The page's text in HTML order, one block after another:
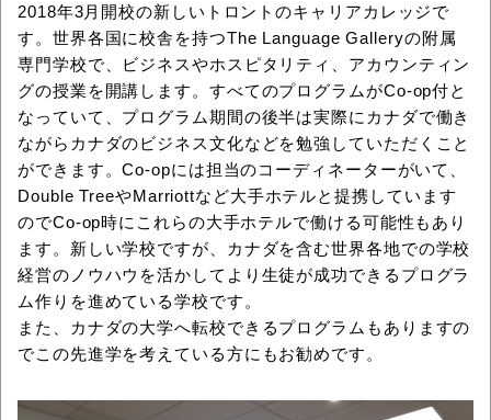
2018年3月開校の新しいトロントのキャリアカレッジで
す。世界各国に校舎を持つThe Language Galleryの附属
専門学校で、ビジネスやホスピタリティ、アカウンティン
グの授業を開講します。すべてのプログラムがCo-op付と
なっていて、プログラム期間の後半は実際にカナダで働き
ながらカナダのビジネス文化などを勉強していただくこと
ができます。Co-opには担当のコーディネーターがいて、
Double TreeやMarriottなど大手ホテルと提携しています
のでCo-op時にこれらの大手ホテルで働ける可能性もあり
ます。新しい学校ですが、カナダを含む世界各地での学校
経営のノウハウを活かしてより生徒が成功できるプログラ
ム作りを進めている学校です。
また、カナダの大学へ転校できるプログラムもありますの
でこの先進学を考えている方にもお勧めです。